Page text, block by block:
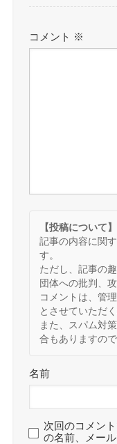
コメント ※
【投稿について】
記事の内容に関
す。
ただし、記事の
団体への批判、
コメントは、管
とさせていただ
また、スパム対
合もありますの
名前
次回のコメン
の名前、メー